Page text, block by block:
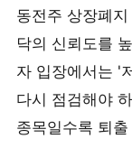
동전주 상장폐
닥의 신뢰도를
자 입장에서는 '
다시 점검해야
종목일수록 퇴